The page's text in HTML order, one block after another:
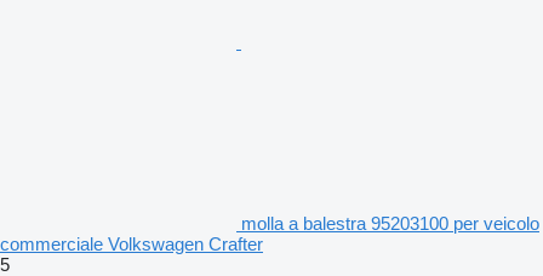
molla a balestra 95203100 per veicolo
commerciale Volkswagen Crafter
5